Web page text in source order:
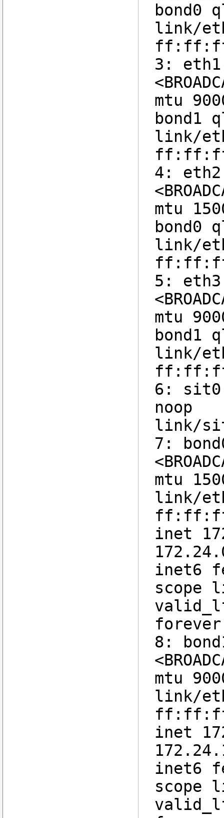
bond0
link/
3:
mtu
bond1
link/
4:
mtu
bond0
link/
5:
mtu
bond1
link/
6: sit0:
noop
link/
7:
mtu
link/
inet
inet6
scope
forever
8:
mtu
link/
inet
inet6
scope